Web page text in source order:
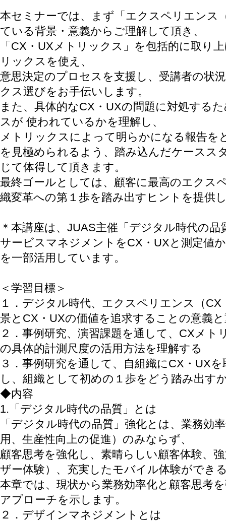
本セミナーでは、まず「エクスペリエンス
ている背景・意義からご理解して頂き、
「CX・UXメトリックス」を包括的に取り
リックスを使え、
意思決定のプロセスを支援し、受講者の状
クス選びをお手伝いします。
また、具体的なCX・UXの問題に対処する
スが 使われているかを理解し、
メトリックスによって明らかになる報告を
を見極められるよう、踏み込んだケースス
じて体得して頂きます。
最終ゴールとしては、顧客に最高のエクス
織変革への第１歩を踏み出すヒントを提供
＊本講座は、JUAS主催「デジタル時代の
サービスマネジメントをCX・UXと測定値
を一部活用しています。
＜学習目標＞
１．デジタル時代、エクスペリエンス（
景とCX・UXの価値を追求することの意義
２．事例研究、演習課題を通して、CXメ
の具体的計測尺度の活用方法を理解する
３．事例研究を通して、自組織にCX・UX
し、組織として初めの１歩をどう踏み出す
◆内容
1.「デジタル時代の品質」とは
「デジタル時代の品質」強化とは、業務効
用、生産性向上の促進）のみならず、
顧客思考を強化し、素晴らしい顧客体験、
ザー体験）、充実したモバイル体験ができ
本章では、現状から業務効率化と顧客思考
アプローチを示します。
２．デザインマネジメントとは